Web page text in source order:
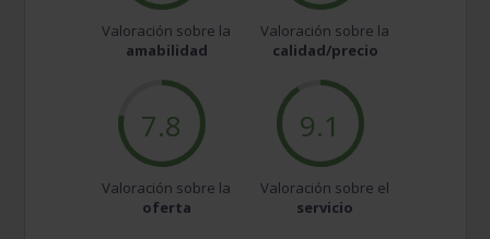
Valoración sobre la
amabilidad
Valoración sobre la
calidad/precio
7.8
Valoración sobre la
oferta
9.1
Valoración sobre el
servicio